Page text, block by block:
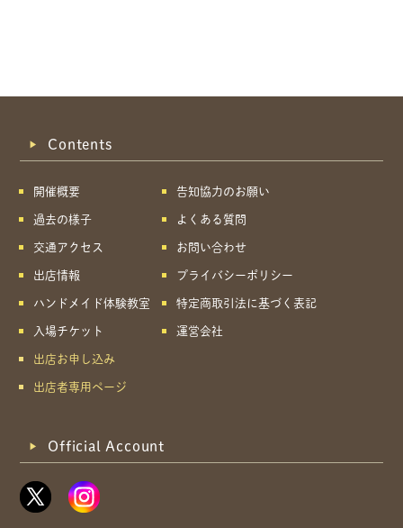
Contents
開催概要
過去の様子
交通アクセス
出店情報
ハンドメイド体験教室
入場チケット
出店お申し込み
出店者専用ページ
告知協力のお願い
よくある質問
お問い合わせ
プライバシーポリシー
特定商取引法に基づく表記
運営会社
Official Account